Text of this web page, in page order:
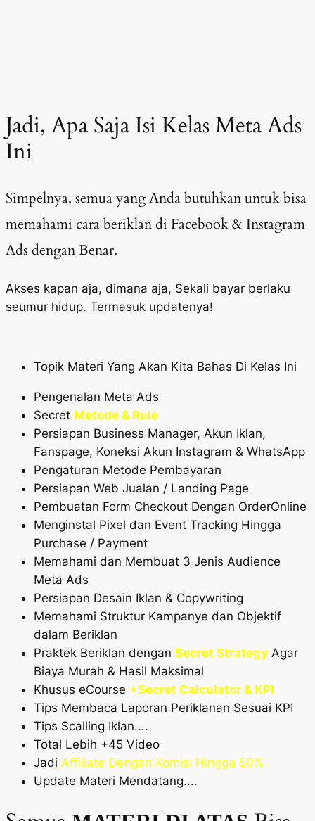
Jadi, Apa Saja Isi Kelas Meta Ads
Ini
Simpelnya, semua yang Anda butuhkan untuk bisa
memahami cara beriklan di Facebook & Instagram
Ads dengan Benar.
Akses kapan aja, dimana aja, Sekali bayar berlaku
seumur hidup. Termasuk updatenya!
Topik Materi Yang Akan Kita Bahas Di Kelas Ini
Pengenalan Meta Ads
Secret Metode & Rule
Persiapan Business Manager, Akun Iklan,
Fanspage, Koneksi Akun Instagram & WhatsApp
Pengaturan Metode Pembayaran
Persiapan Web Jualan / Landing Page
Pembuatan Form Checkout Dengan OrderOnline
Menginstal Pixel dan Event Tracking Hingga
Purchase / Payment
Memahami dan Membuat 3 Jenis Audience
Meta Ads
Persiapan Desain Iklan & Copywriting
Memahami Struktur Kampanye dan Objektif
dalam Beriklan
Praktek Beriklan dengan Secret Strategy Agar
Biaya Murah & Hasil Maksimal
Khusus eCourse +Secret Calculator & KPI
Tips Membaca Laporan Periklanan Sesuai KPI
Tips Scalling Iklan....
Total Lebih +45 Video
Jadi Affiliate Dengan Komisi Hingga 50%
Update Materi Mendatang....